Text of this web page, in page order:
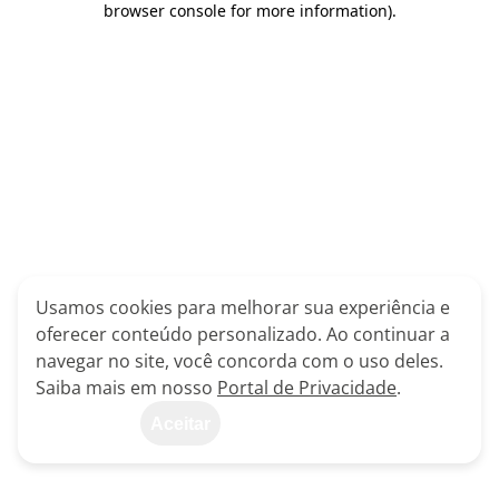
browser console for more information).
Usamos cookies para melhorar sua experiência e
oferecer conteúdo personalizado. Ao continuar a
navegar no site, você concorda com o uso deles.
Saiba mais em nosso Portal de Privacidade.